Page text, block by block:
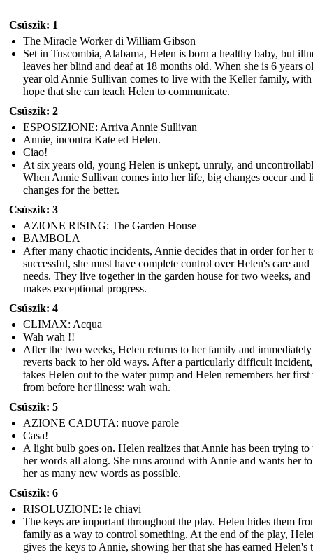
Csúszik: 1
The Miracle Worker di William Gibson
Set in Tuscombia, Alabama, Helen is born a healthy baby, but
leaves her blind and deaf at 18 months old. When she is 6 years
year old Annie Sullivan comes to live with the Keller family, with
hope that she can teach Helen to communicate.
Csúszik: 2
ESPOSIZIONE: Arriva Annie Sullivan
Annie, incontra Kate ed Helen.
Ciao!
At six years old, young Helen is unkept, unruly, and
When Annie Sullivan comes into her life, big changes occur and
changes for the better.
Csúszik: 3
AZIONE RISING: The Garden House
BAMBOLA
After many chaotic incidents, Annie decides that in order for her
successful, she must have complete control over Helen's care and
needs. They live together in the garden house for two weeks,
makes exceptional progress.
Csúszik: 4
CLIMAX: Acqua
Wah wah !!
After the two weeks, Helen returns to her family and immediately
reverts back to her old ways. After a particularly difficult
takes Helen out to the water pump and Helen remembers her
from before her illness: wah wah.
Csúszik: 5
AZIONE CADUTA: nuove parole
Casa!
A light bulb goes on. Helen realizes that Annie has been trying to
her words all along. She runs around with Annie and wants her
her as many new words as possible.
Csúszik: 6
RISOLUZIONE: le chiavi
The keys are important throughout the play. Helen hides them
family as a way to control something. At the end of the play,
gives the keys to Annie, showing her that she has earned Helen's